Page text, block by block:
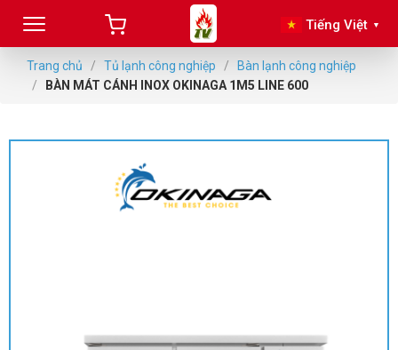
Tiếng Việt ▼
Trang chủ / Tủ lạnh công nghiệp /
Bàn lạnh công nghiệp
/
BÀN MÁT CÁNH INOX OKINAGA 1M5 LINE 600